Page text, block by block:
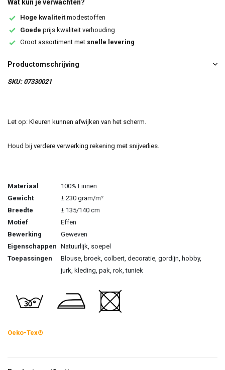
Wat kun je verwachten?
Hoge kwaliteit modestoffen
Goede prijs kwaliteit verhouding
Groot assortiment met snelle levering
Productomschrijving
SKU: 07330021
Let op: Kleuren kunnen afwijken van het scherm.
Houd bij verdere verwerking rekening met snijverlies.
Materiaal
100% Linnen
Gewicht
± 230 gram/m²
Breedte
± 135/140 cm
Motief
Effen
Bewerking
Geweven
Eigenschappen Natuurlijk, soepel
Toepassingen
Blouse, broek, colbert, decoratie, gordijn, hobby,
jurk, kleding, pak, rok, tuniek
Oeko-Tex®